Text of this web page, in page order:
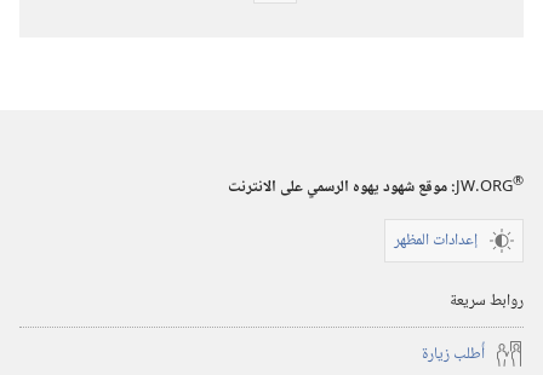
JW.ORG®
:‏ موقع شهود يهوه الرسمي على الانترنت
إعدادات المظهر
روابط سريعة
أُطلب زيارة